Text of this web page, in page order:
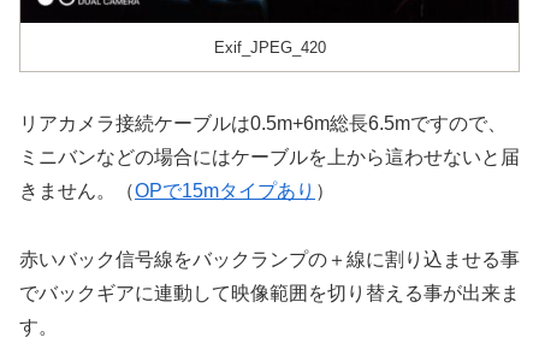
Exif_JPEG_420
リアカメラ接続ケーブルは0.5m+6m総長6.5mですので、
ミニバンなどの場合にはケーブルを上から這わせないと届
きません。（OPで15mタイプあり ）
赤いバック信号線をバックランプの＋線に割り込ませる事
でバックギアに連動して映像範囲を切り替える事が出来ま
す。